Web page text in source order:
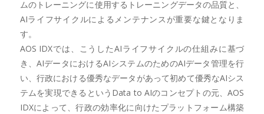
ムのトレーニングに使用するトレーニングデータの品質と、
AIライフサイクルによるメンテナンスが重要な鍵となりま
す。
AOS IDXでは、こうしたAIライフサイクルの仕組みに基づ
き、AIデータにおけるAIシステムのためのAIデータ管理を行
い、行政における優秀なデータがあって初めて優秀なAIシス
テムを実現できるというData to AIのコンセプトの元、AOS
IDXによって、行政の効率化に向けたプラットフォーム構築